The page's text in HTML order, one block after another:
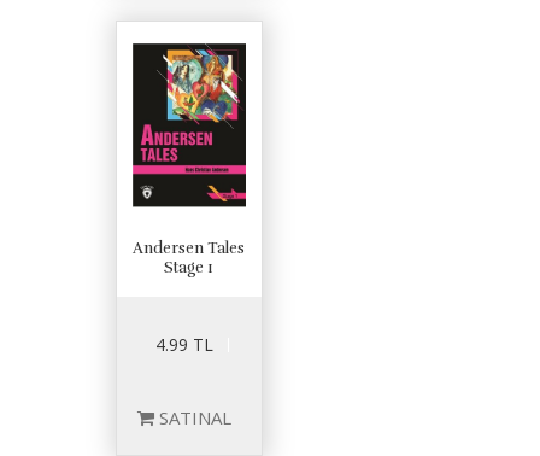
Andersen Tales
Stage 1
4.99 TL
SATINAL